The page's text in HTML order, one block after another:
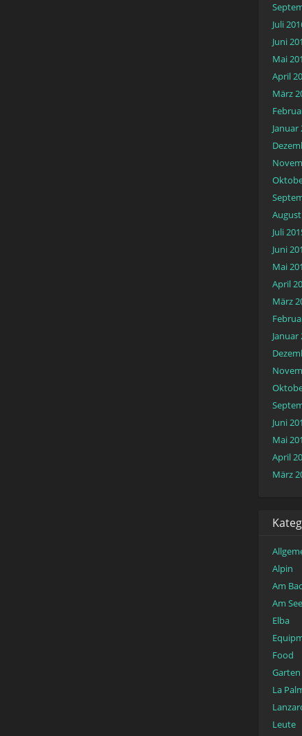
Juli
Juni
Mai
April
März
Januar
Juli
Juni
Mai
April
März
Januar
Juni
Mai
April
März
Alpin
Am
Am See
Elba
Food
Garten
La
Leute